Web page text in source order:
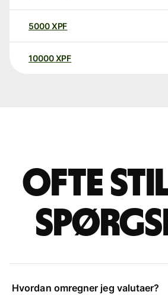
5000XPF
10000 XPF
Ofte
Hvordan omregner jeg valutaer?